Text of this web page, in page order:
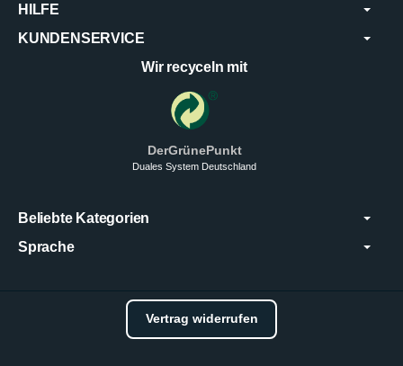
HILFE
KUNDENSERVICE
Wir recyceln mit
DerGrünePunkt
Duales System Deutschland
Beliebte Kategorien
Sprache
Vertrag widerrufen